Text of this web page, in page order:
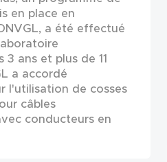
en place en
a été effectué
ans et plus de 11
a accordé
l'utilisation de cosses
câbles
conducteurs en